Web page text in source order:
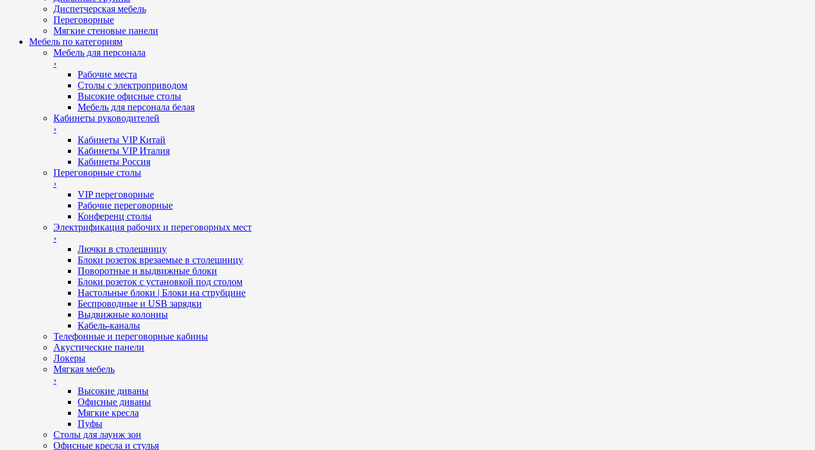
Диспетчерская мебель
Переговорные
Мягкие стеновые панели
Мебель по категориям
Мебель для персонала
›
Рабочие места
Столы с электроприводом
Высокие офисные столы
Мебель для персонала белая
Кабинеты руководителей
›
Кабинеты VIP Китай
Кабинеты VIP Италия
Кабинеты Россия
Переговорные столы
›
VIP переговорные
Рабочие переговорные
Конференц столы
Электрификация рабочих и переговорных мест
›
Лючки в столешницу
Блоки розеток врезаемые в столешницу
Поворотные и выдвижные блоки
Блоки розеток с установкой под столом
Настольные блоки | Блоки на струбцине
Беспроводные и USB зарядки
Выдвижные колонны
Кабель-каналы
Телефонные и переговорные кабины
Акустические панели
Локеры
Мягкая мебель
›
Высокие диваны
Офисные диваны
Мягкие кресла
Пуфы
Столы для лаунж зон
Офисные кресла и стулья